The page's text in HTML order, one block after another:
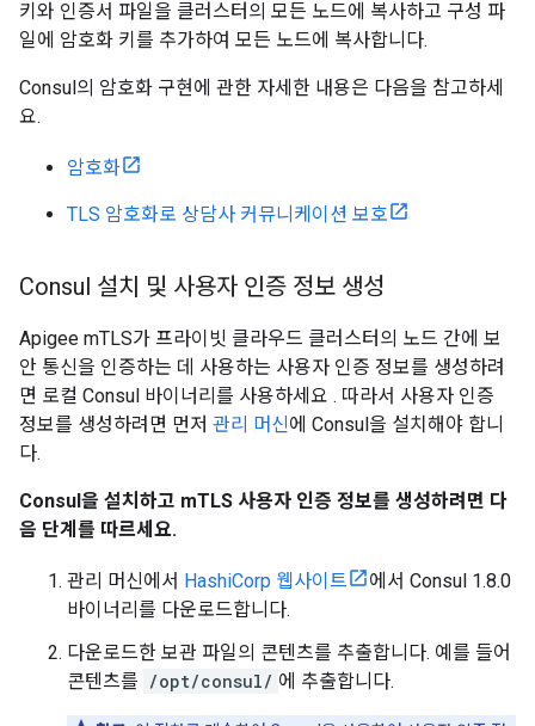
키와 인증서 파일을 클러스터의 모든 노드에 복사하고 구성 파
일에 암호화 키를 추가하여 모든 노드에 복사합니다.
Consul의 암호화 구현에 관한 자세한 내용은 다음을 참고하세
요.
암호화
TLS 암호화로 상담사 커뮤니케이션 보호
Consul 설치 및 사용자 인증 정보 생성
Apigee mTLS가 프라이빗 클라우드 클러스터의 노드 간에 보
안 통신을 인증하는 데 사용하는 사용자 인증 정보를 생성하려
면 로컬 Consul 바이너리를 사용하세요 . 따라서 사용자 인증
정보를 생성하려면 먼저 관리 머신에 Consul을 설치해야 합니
다.
Consul을 설치하고 mTLS 사용자 인증 정보를 생성하려면 다
음 단계를 따르세요.
관리 머신에서 HashiCorp 웹사이트
에서 Consul 1.8.0
바이너리를 다운로드합니다.
다운로드한 보관 파일의 콘텐츠를 추출합니다. 예를 들어
콘텐츠를 /opt/consul/ 에 추출합니다.